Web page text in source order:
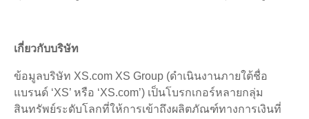
เกี่ยวกับบริษัท
ข้อมูลบริษัท XS.com XS Group (ดำเนินงานภายใต้ชื่อ
แบรนด์ ‘XS’ หรือ ‘XS.com’) เป็นโบรกเกอร์หลายกลุ่ม
สินทรัพย์ระดับโลกที่ให้การเข้าถึงผลิตภัณฑ์ทางการเงินที่